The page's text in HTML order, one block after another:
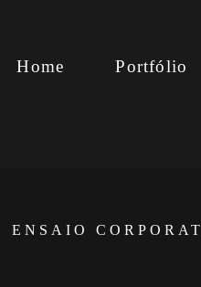
Home Portfólio
ENSAIO